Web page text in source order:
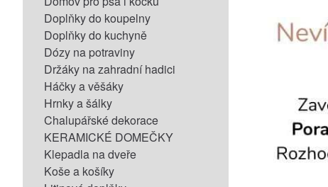
Doplňky do koupelny
Doplňky do kuchyně
Dózy na potraviny
Držáky na zahradní hadici
Háčky a věšáky
Hrnky a šálky
Chalupářské dekorace
KERAMICKÉ DOMEČKY
Klepadla na dveře
Koše a košíky